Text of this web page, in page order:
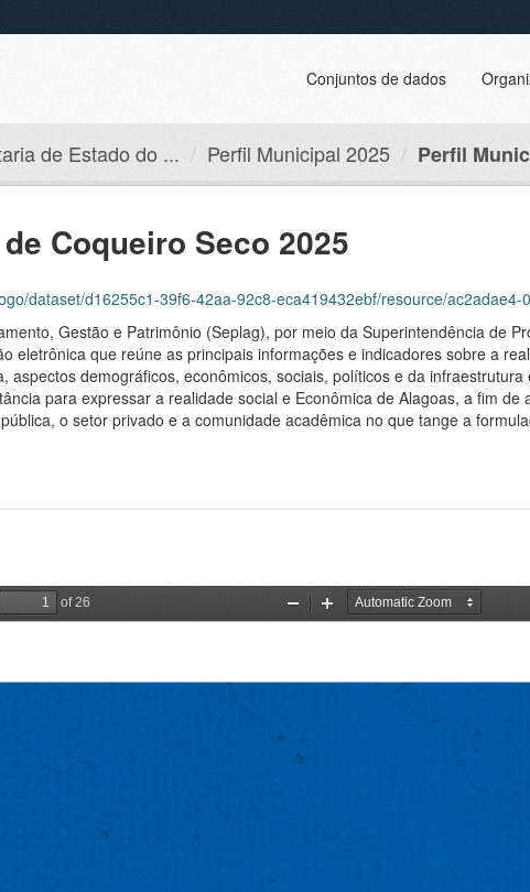
Conjuntos de dados
de Estado do ... Perfil Municipal 2025 Perfil
Coqueiro Seco 2025
dataset/d16255c1-39f6-42aa-92c8-eca419432ebf/resource/
Gestão e Patrimônio (Seplag), por meio da Superintendência de
eletrônica que reúne as principais informações e indicadores sobre a
aspectos demográficos, econômicos, sociais, políticos e da
para expressar a realidade social e Econômica de Alagoas, a fim
o setor privado e a comunidade acadêmica no que tange a